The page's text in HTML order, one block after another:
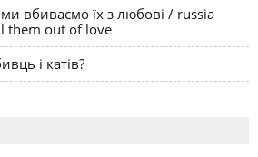
вбиваємо їх з любові / russia
them out of love
і катів?